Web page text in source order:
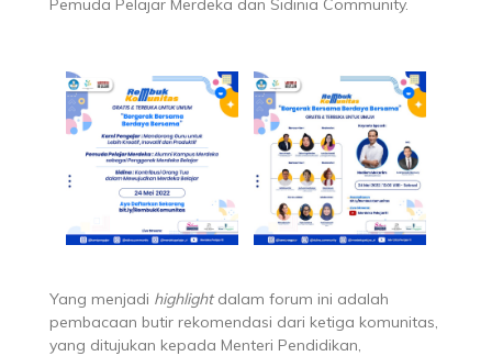
Pemuda Pelajar Merdeka dan Sidinia Community.
Yang menjadi highlightdalam forum ini adalah
pembacaan butir rekomendasi dari ketiga komunitas,
yang ditujukan kepada Menteri Pendidikan,